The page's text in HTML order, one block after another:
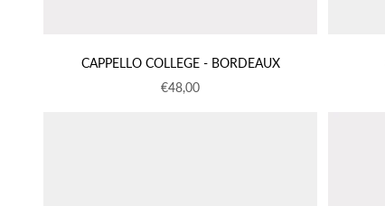
CAPPELLO COLLEGE - BORDEAUX
Prezzo scontato
€48,00